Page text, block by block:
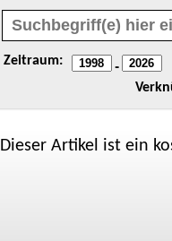
Zeitraum: -
Dieser Artikel ist ein